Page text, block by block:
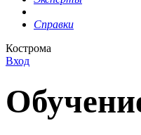
Справки
Кострома
Вход